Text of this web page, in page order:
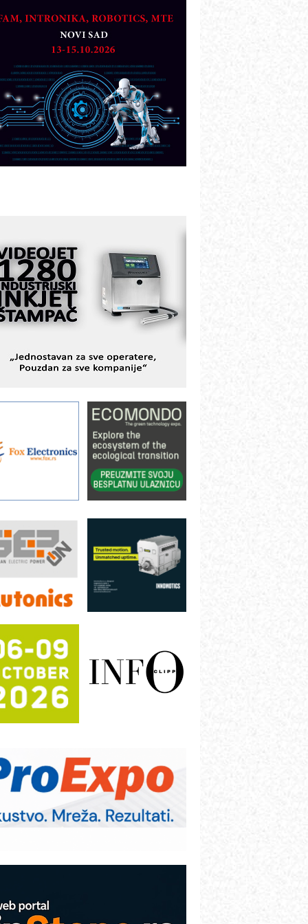
CTO - Prilagodite svoju toplinsku
PLC AKYTEC
AUKOM: Svetski standard metrologije
u Srbiji
– NEXT-Robotika vođena
veštačkom inteligencijom
I.SAFE MOBILE revolucioniše
industrijske i logističke
d.o.o. – 35 godina preciznosti u
metrologiji i pametnim dozirnim
IBeRTIM - oprema za ispitivanje
STAUFF – Komponente koje
povećavaju pouzdanost hidrauličkih
YAMADA pumpe – japanska
pouzdanost u transferu fluida
Group Industrial – Napredna
za filtraciju u hidrauličkim i
sistemima
RILINEX kompanije Rittal
upravljanje energijom
pakovanja · Display
efikasnost bez složenih
oznaka kao dugoročna korist
na prvom mestu!
BLUMENAUER - više od 40 godina
u industriji
TITAN ADVANCED INDICATOR
mašinama
elektranama i vetroparkovima
točkova na gradilištu- standard
modernog i odgovornog građenja
iC7 Hybrid 1500 VDC
pretvarača sa tečnim
ROSA i SCHUNK podižu proizvodnju
viši nivo